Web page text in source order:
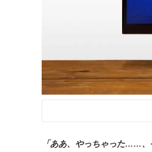
「ああ、やっちゃった……